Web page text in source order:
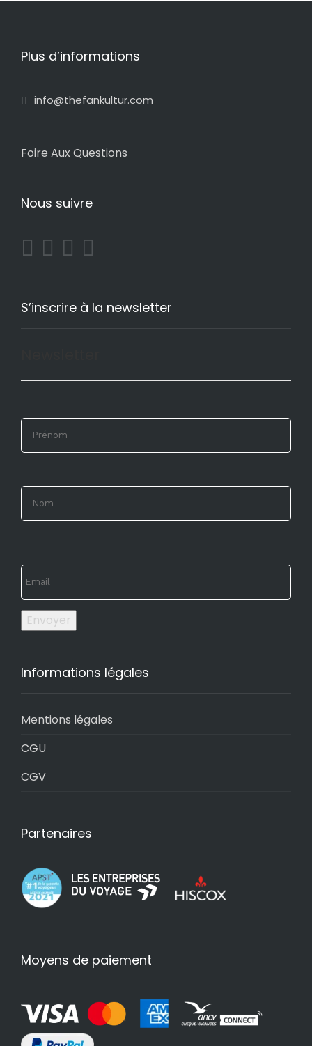
Plus d’informations
info@thefankultur.com
Foire Aux Questions
Nous suivre
S’inscrire à la newsletter
Envoyer
Informations légales
Mentions légales
CGU
CGV
Partenaires
Moyens de paiement